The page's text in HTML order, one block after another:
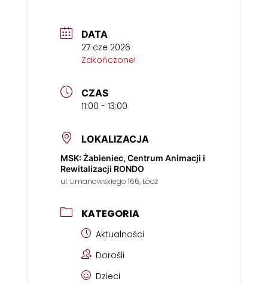
DATA
27 cze 2026
Zakończone!
CZAS
11:00 - 13:00
LOKALIZACJA
MSK: Żabieniec, Centrum Animacji i
Rewitalizacji RONDO
ul. Limanowskiego 166, Łódź
KATEGORIA
Aktualności
Dorośli
Dzieci